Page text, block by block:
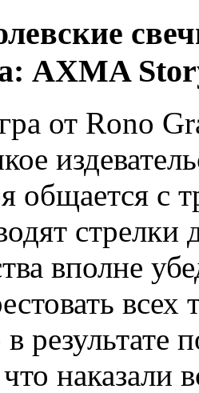
AXMA
от Rono
общается с
вполне
результате
наказали